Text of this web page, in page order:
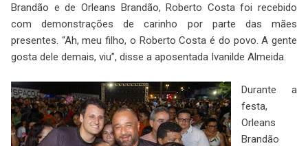
Brandão e de Orleans Brandão, Roberto Costa foi recebido
com demonstrações de carinho por parte das mães
presentes. “Ah, meu filho, o Roberto Costa é do povo. A gente
gosta dele demais, viu”, disse a aposentada Ivanilde Almeida.
Durante a
festa,
Orleans
Brandão